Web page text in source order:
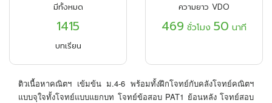
มีทั้งหมด
1415
บทเรียน
ความยาว VDO
469 ชั่วโมง 50 นาที
ติวเนื้อหาคณิตฯ เข้มข้น ม.4-6 พร้อมทั้งฝึกโจทย์กับคลังโจทย์คณิตฯ
แบบจุใจทั้งโจทย์แบบแยกบท โจทย์ข้อสอบ PAT1 ย้อนหลัง โจทย์สอบ